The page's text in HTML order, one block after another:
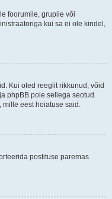
foorumile, grupile või
kui sa ei ole kindel,
Kui oled reeglit rikkunud, võid
phpBB pole sellega seotud.
mille eest hoiatuse said.
postituse paremas